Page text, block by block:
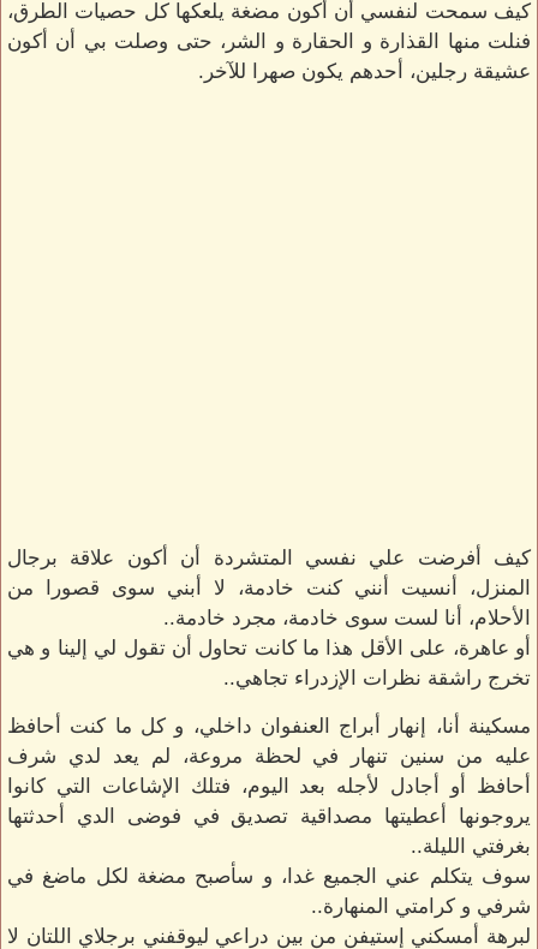
كيف سمحت لنفسي أن أكون مضغة يلعكها كل حصيات الطرق،
فنلت منها القذارة و الحقارة و الشر، حتى وصلت بي أن أكون
عشيقة رجلين، أحدهم يكون صهرا للآخر.
كيف أفرضت علي نفسي المتشردة أن أكون علاقة برجال
المنزل، أنسيت أنني كنت خادمة، لا أبني سوى قصورا من
الأحلام، أنا لست سوى خادمة، مجرد خادمة..
أو عاهرة، على الأقل هذا ما كانت تحاول أن تقول لي إلينا و هي
تخرج راشقة نظرات الإزدراء تجاهي..
مسكينة أنا، إنهار أبراج العنفوان داخلي، و كل ما كنت أحافظ
عليه من سنين تنهار في لحظة مروعة، لم يعد لدي شرف
أحافظ أو أجادل لأجله بعد اليوم، فتلك الإشاعات التي كانوا
يروجونها أعطيتها مصداقية تصديق في فوضى الدي أحدثتها
بغرفتي الليلة..
سوف يتكلم عني الجميع غدا، و سأصبح مضغة لكل ماضغ في
شرفي و كرامتي المنهارة..
لبرهة أمسكني إستيفن من بين دراعي ليوقفني برجلاي اللتان لا